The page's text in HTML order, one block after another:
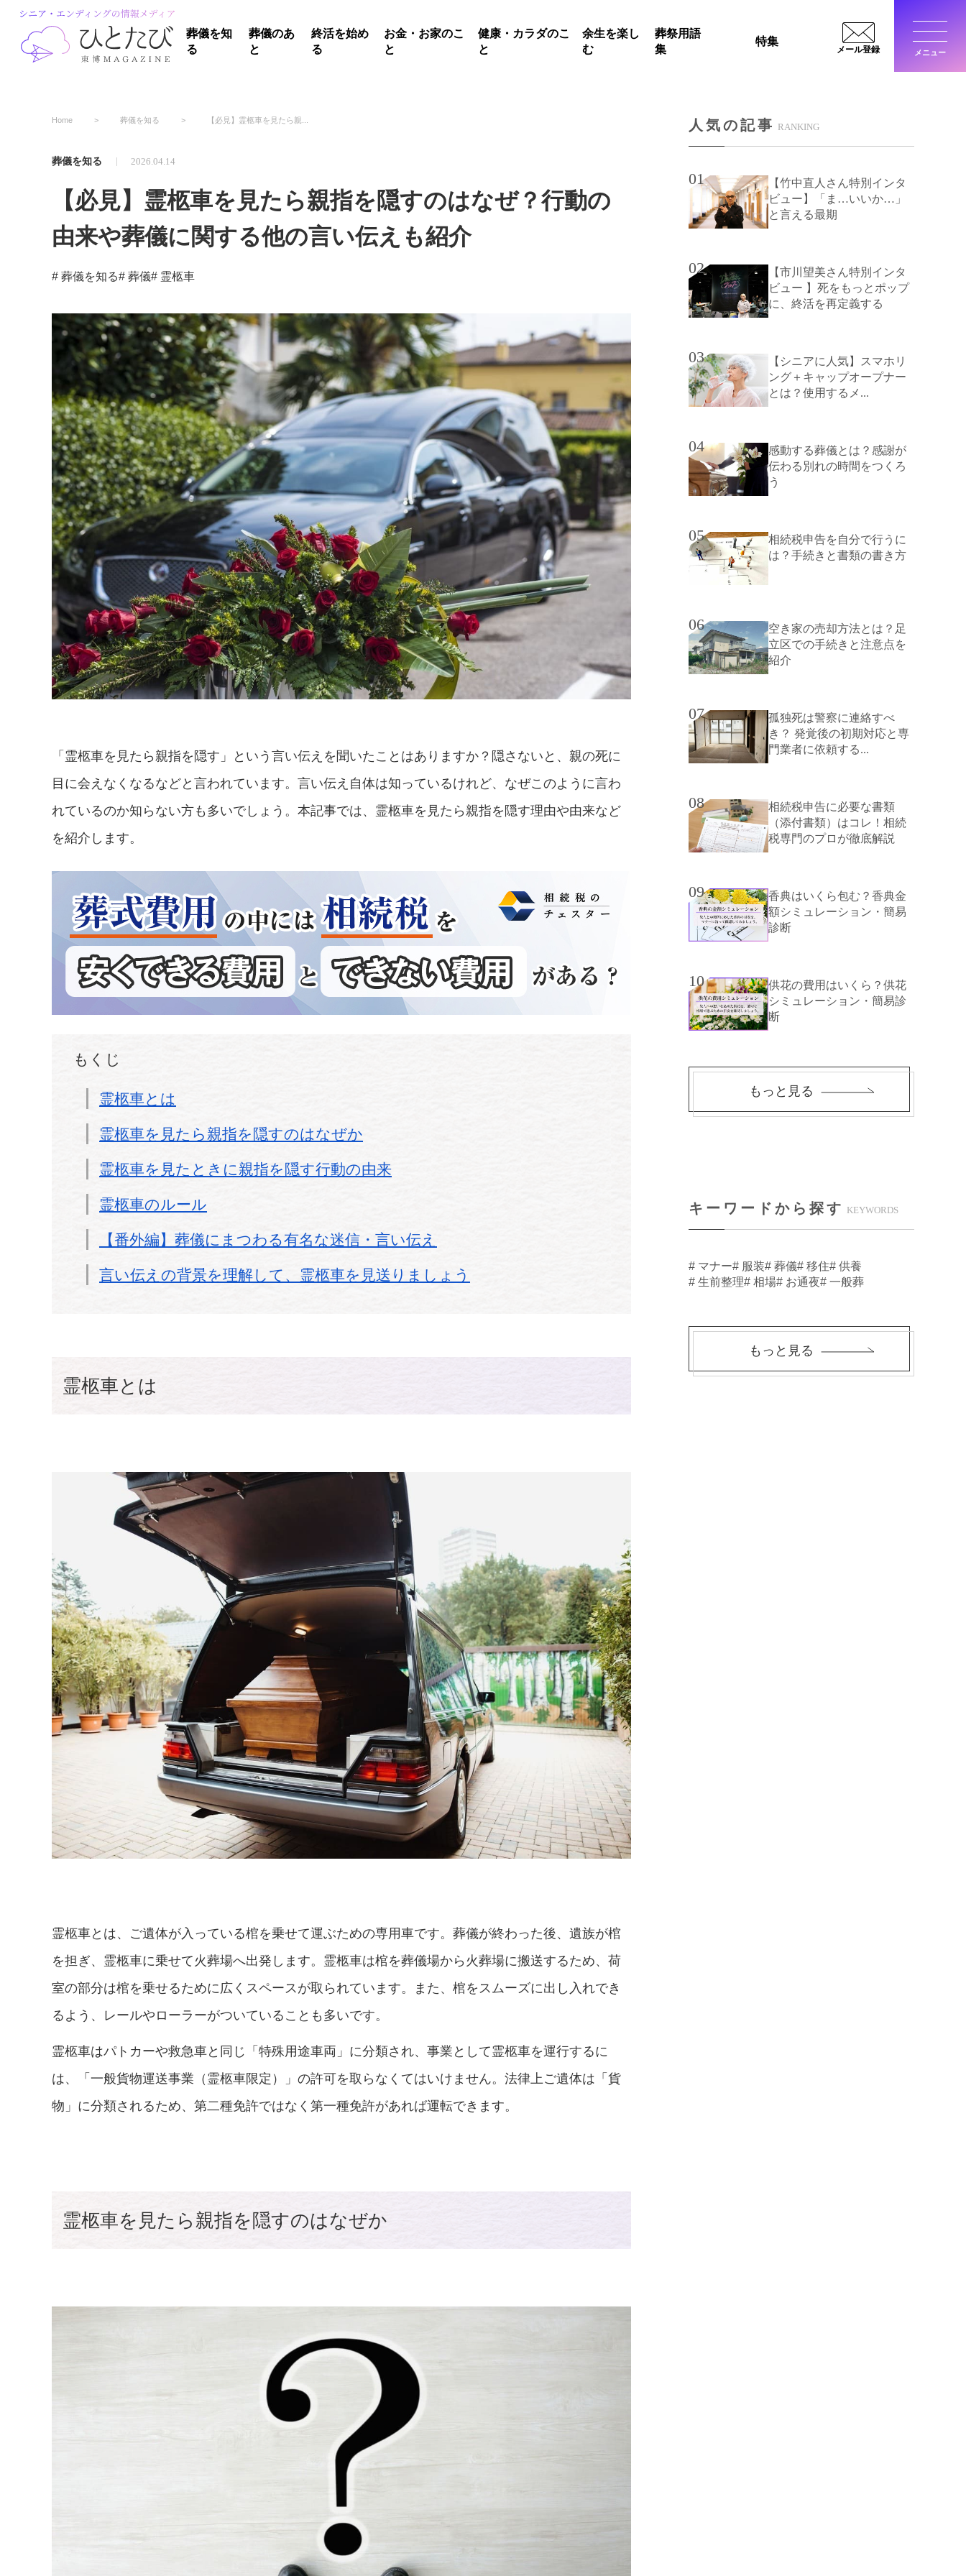
葬儀を知
る
葬儀のあ
と
終活を始め
る
お金・お家のこ
と
健康・カラダのこ
と
余生を楽し
む
葬祭用語
集
特集
メール登録 メニュー
Home 葬儀を知る 【必見】霊柩車を見たら親...
葬儀を知る 2026.04.14
【必見】霊柩車を見たら親指を隠すのはなぜ？行動の
由来や葬儀に関する他の言い伝えも紹介
# 葬儀を知る# 葬儀# 霊柩車
「霊柩車を見たら親指を隠す」という言い伝えを聞いたことはありますか？隠さないと、親の死に
目に会えなくなるなどと言われています。言い伝え自体は知っているけれど、なぜこのように言わ
れているのか知らない方も多いでしょう。本記事では、霊柩車を見たら親指を隠す理由や由来など
を紹介します。
もくじ
霊柩車とは
霊柩車を見たら親指を隠すのはなぜか
霊柩車を見たときに親指を隠す行動の由来
霊柩車のルール
【番外編】葬儀にまつわる有名な迷信・言い伝え
言い伝えの背景を理解して、霊柩車を見送りましょう
霊柩車とは
霊柩車とは、ご遺体が入っている棺を乗せて運ぶための専用車です。葬儀が終わった後、遺族が棺
を担ぎ、霊柩車に乗せて火葬場へ出発します。霊柩車は棺を葬儀場から火葬場に搬送するため、荷
室の部分は棺を乗せるために広くスペースが取られています。また、棺をスムーズに出し入れでき
るよう、レールやローラーがついていることも多いです。
霊柩車はパトカーや救急車と同じ「特殊用途車両」に分類され、事業として霊柩車を運行するに
は、「一般貨物運送事業（霊柩車限定）」の許可を取らなくてはいけません。法律上ご遺体は「貨
物」に分類されるため、第二種免許ではなく第一種免許があれば運転できます。
霊柩車を見たら親指を隠すのはなぜか
人気の記事 RANKING
01
【竹中直人さん特別インタ
ビュー】「ま…いいか…」
と言える最期
02
【市川望美さん特別インタ
ビュー 】死をもっとポップ
に、終活を再定義する
03
【シニアに人気】スマホリ
ング＋キャップオープナー
とは？使用するメ...
04
感動する葬儀とは？感謝が
伝わる別れの時間をつくろ
う
05
相続税申告を自分で行うに
は？手続きと書類の書き方
06
空き家の売却方法とは？足
立区での手続きと注意点を
紹介
07
孤独死は警察に連絡すべ
き？ 発覚後の初期対応と専
門業者に依頼する...
08
相続税申告に必要な書類
（添付書類）はコレ！相続
税専門のプロが徹底解説
09
香典はいくら包む？香典金
額シミュレーション・簡易
診断
10
供花の費用はいくら？供花
シミュレーション・簡易診
断
もっと見る
キーワードから探す KEYWORDS
# マナー# 服装# 葬儀# 移住# 供養
# 生前整理# 相場# お通夜# 一般葬
もっと見る